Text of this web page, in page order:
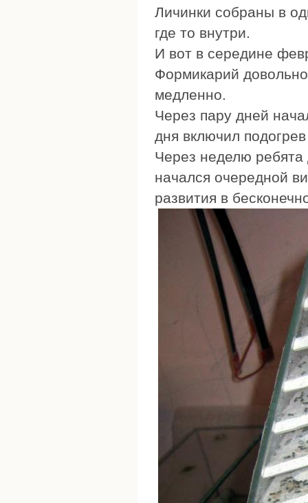
Личинки собраны в
где то внутри.
И вот в середине
Формикарий
медленно.
Через пару дней
дня включил
Через неделю ребята
начался очередной
развития в